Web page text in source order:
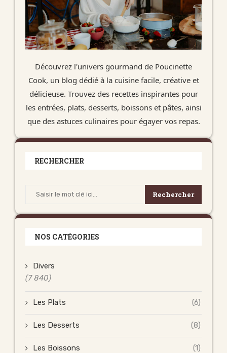
Découvrez l'univers gourmand de Poucinette
Cook, un blog dédié à la cuisine facile, créative et
délicieuse. Trouvez des recettes inspirantes pour
les entrées, plats, desserts, boissons et pâtes, ainsi
que des astuces culinaires pour égayer vos repas.
RECHERCHER
Rechercher
NOS CATÉGORIES
Divers
(7 840)
Les Plats (6)
Les Desserts (8)
Les Boissons (1)